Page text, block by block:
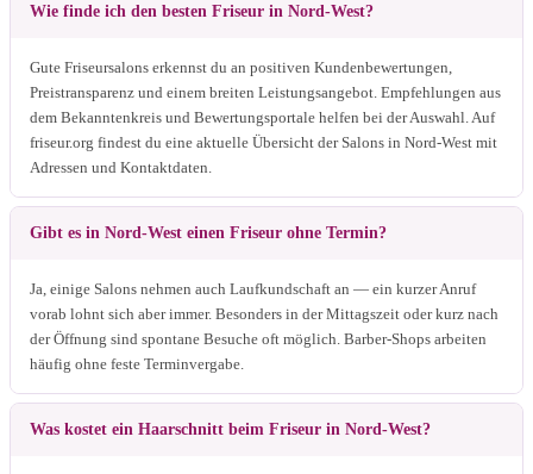
Wie finde ich den besten Friseur in Nord-West?
Gute Friseursalons erkennst du an positiven Kundenbewertungen,
Preistransparenz und einem breiten Leistungsangebot. Empfehlungen aus
dem Bekanntenkreis und Bewertungsportale helfen bei der Auswahl. Auf
friseur.org findest du eine aktuelle Übersicht der Salons in Nord-West mit
Adressen und Kontaktdaten.
Gibt es in Nord-West einen Friseur ohne Termin?
Ja, einige Salons nehmen auch Laufkundschaft an — ein kurzer Anruf
vorab lohnt sich aber immer. Besonders in der Mittagszeit oder kurz nach
der Öffnung sind spontane Besuche oft möglich. Barber-Shops arbeiten
häufig ohne feste Terminvergabe.
Was kostet ein Haarschnitt beim Friseur in Nord-West?